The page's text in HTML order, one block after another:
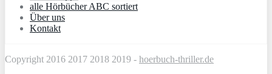
alle Hörbücher ABC sortiert
Über uns
Kontakt
Copyright 2016 2017 2018 2019 - hoerbuch-thriller.de